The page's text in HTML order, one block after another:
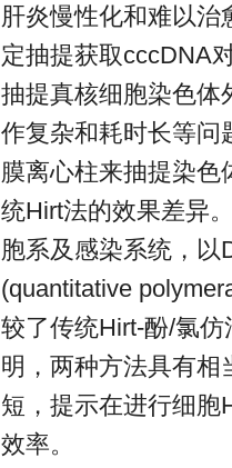
肝炎慢性化和难以
定抽提获取cccDNA
抽提真核细胞染色体
作复杂和耗时长等问
膜离心柱来抽提染
统Hirt法的效果差异
胞系及感染系统，以
(quantitative
较了传统Hirt-酚/氯
明，两种方法具有相
短，提示在进行细胞
效率。